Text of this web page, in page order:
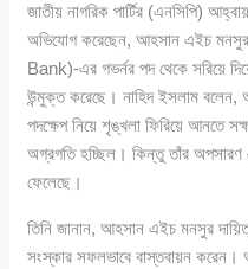
জাতীয় নাগরিক পার্টির (এনসিপি)
অভিযোগ করেছেন, আহসান এইচ
Bank)-এর গভর্নর পদ থেকে সরিয়ে
উন্মুক্ত করেছে। নাহিদ ইসলাম বলেন,
পদক্ষেপ নিয়ে শৃঙ্খলা ফিরিয়ে আনতে
অগ্রগতি হচ্ছিল। কিন্তু তাঁর অপসারণ
ফেলেছে।
তিনি জানান, আহসান এইচ মনসুর
সংস্কার সফলভাবে বাস্তবায়ন করেন।